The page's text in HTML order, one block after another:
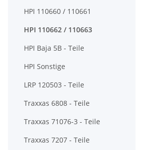
HPI 110660 / 110661
HPI 110662 / 110663
HPI Baja 5B - Teile
HPI Sonstige
LRP 120503 - Teile
Traxxas 6808 - Teile
Traxxas 71076-3 - Teile
Traxxas 7207 - Teile